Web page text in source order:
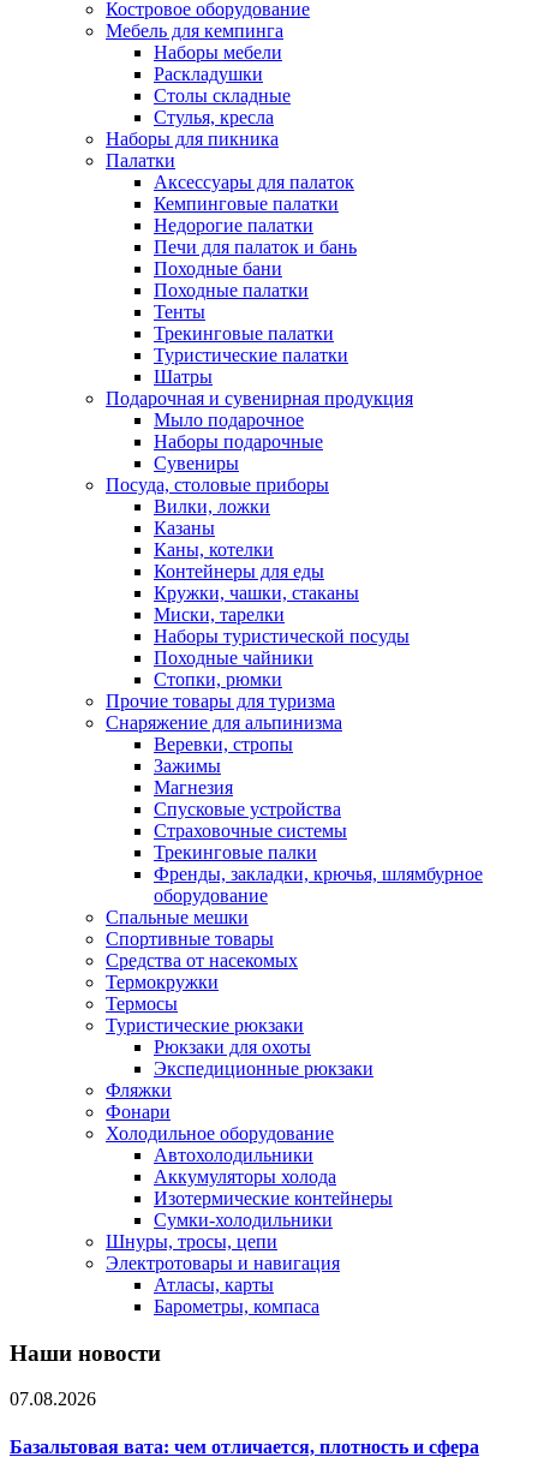
Костровое оборудование
Мебель для кемпинга
Наборы мебели
Раскладушки
Столы складные
Стулья, кресла
Наборы для пикника
Палатки
Аксессуары для палаток
Кемпинговые палатки
Недорогие палатки
Печи для палаток и бань
Походные бани
Походные палатки
Тенты
Трекинговые палатки
Туристические палатки
Шатры
Подарочная и сувенирная продукция
Мыло подарочное
Наборы подарочные
Сувениры
Посуда, столовые приборы
Вилки, ложки
Казаны
Каны, котелки
Контейнеры для еды
Кружки, чашки, стаканы
Миски, тарелки
Наборы туристической посуды
Походные чайники
Стопки, рюмки
Прочие товары для туризма
Снаряжение для альпинизма
Веревки, стропы
Зажимы
Магнезия
Спусковые устройства
Страховочные системы
Трекинговые палки
Френды, закладки, крючья, шлямбурное
оборудование
Спальные мешки
Спортивные товары
Средства от насекомых
Термокружки
Термосы
Туристические рюкзаки
Рюкзаки для охоты
Экспедиционные рюкзаки
Фляжки
Фонари
Холодильное оборудование
Автохолодильники
Аккумуляторы холода
Изотермические контейнеры
Сумки-холодильники
Шнуры, тросы, цепи
Электротовары и навигация
Атласы, карты
Барометры, компаса
Наши новости
07.08.2026
Базальтовая вата: чем отличается, плотность и сфера